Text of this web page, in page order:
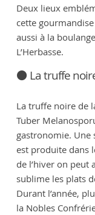
Deux lieux
cette gourmandise
aussi à la
L’Herbasse.
⚫️ La truffe
La truffe noire de
Tuber
gastronomie. Une
est produite dans
de l’hiver on peut
sublime les plats
Durant l’année,
la Nobles